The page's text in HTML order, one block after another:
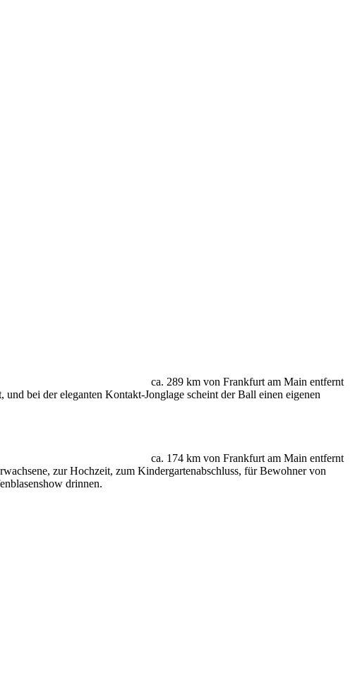
ca. 289 km von Frankfurt am Main entfernt
bei der eleganten Kontakt-Jonglage scheint der Ball einen eigenen
ca. 174 km von Frankfurt am Main entfernt
zur Hochzeit, zum Kindergartenabschluss, für Bewohner von
drinnen.